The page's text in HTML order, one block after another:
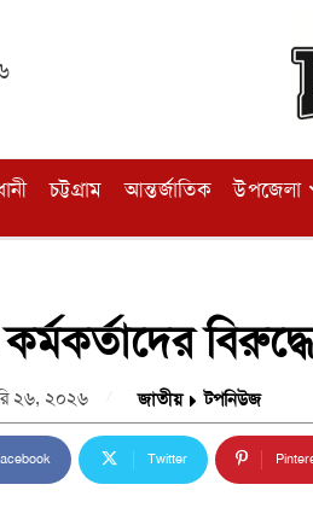
চট্টগ্রাম আন্তর্জাতিক উপজেলা
২৬, ২০২৬ জাতীয় টপনিউজ
Twitter